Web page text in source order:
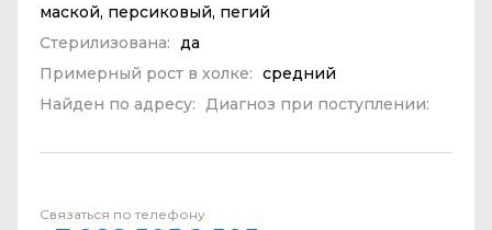
маской, персиковый, пегий
Стерилизована: да
Примерный рост в холке: средний
Найден по адресу: Диагноз при поступлении:
Связаться по телефону